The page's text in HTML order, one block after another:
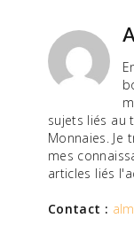
sujets liés au
Monnaies. Je
mes
articles liés
Contact :